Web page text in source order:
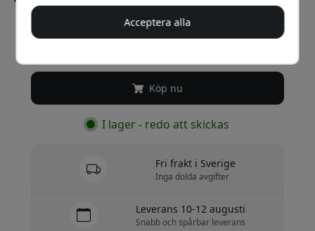
Rekommenderat pris
Köp nu
I lager - redo att skickas
Fri frakt i Sverige
Inga dolda avgifter
Leverans 10-12 augusti
Snabb och spårbar leverans
Acceptera alla